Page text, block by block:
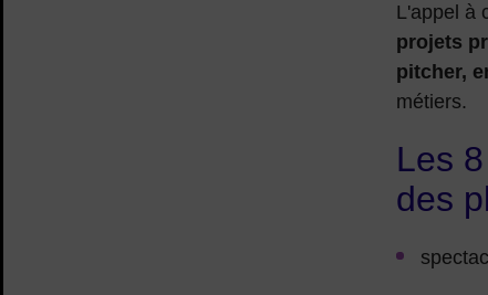
L'appel à
projets
pitcher,
métiers.
Les
des